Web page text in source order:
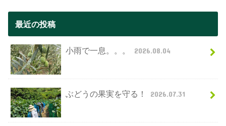
最近の投稿
小雨で一息。。。 2026.08.04
ぶどうの果実を守る！ 2026.07.31